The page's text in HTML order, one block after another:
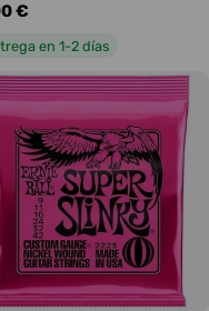
€
en 1-2 días